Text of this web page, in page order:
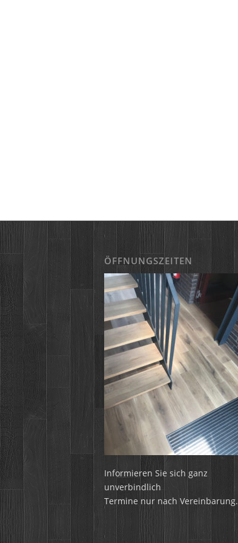
ÖFFNUNGSZEITEN
Informieren Sie sich ganz
unverbindlich
Termine nur nach Vereinbarung.